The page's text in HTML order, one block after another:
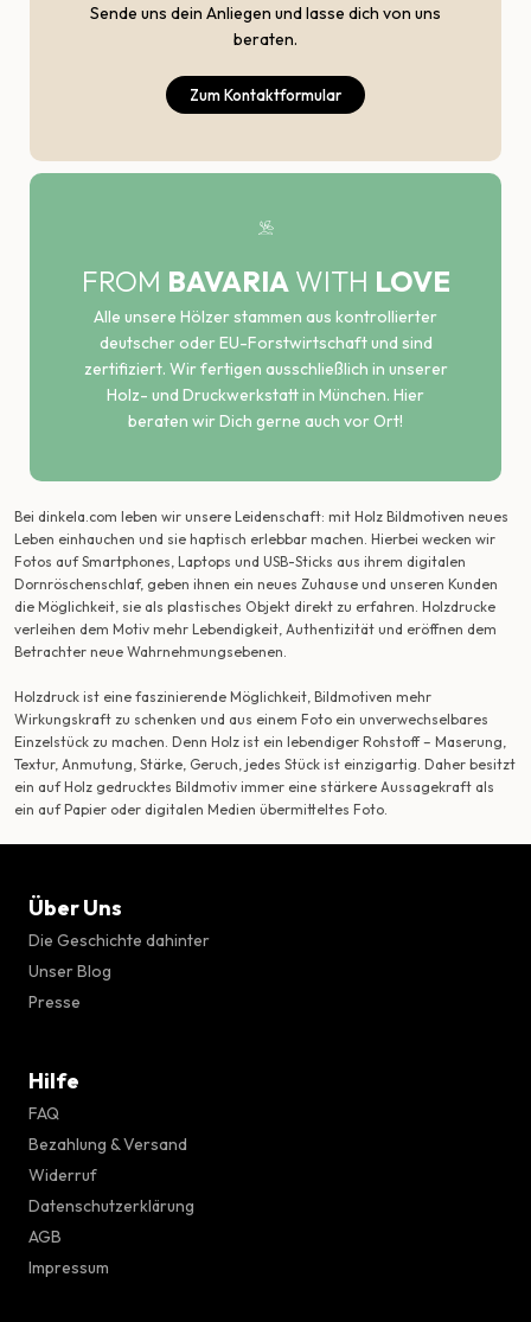
Sende uns dein Anliegen und lasse dich von uns
beraten.
Zum Kontaktformular
FROM BAVARIAWITH LOVE
Alle unsere Hölzer stammen aus kontrollierter
deutscher oder EU-Forstwirtschaft und sind
zertifiziert. Wir fertigen ausschließlich in unserer
Holz- und Druckwerkstatt in München. Hier
beraten wir Dich gerne auch vor Ort!
Bei dinkela.com leben wir unsere Leidenschaft: mit Holz Bildmotiven neues
Leben einhauchen und sie haptisch erlebbar machen. Hierbei wecken wir
Fotos auf Smartphones, Laptops und USB-Sticks aus ihrem digitalen
Dornröschenschlaf, geben ihnen ein neues Zuhause und unseren Kunden
die Möglichkeit, sie als plastisches Objekt direkt zu erfahren. Holzdrucke
verleihen dem Motiv mehr Lebendigkeit, Authentizität und eröffnen dem
Betrachter neue Wahrnehmungsebenen.
Holzdruck ist eine faszinierende Möglichkeit, Bildmotiven mehr
Wirkungskraft zu schenken und aus einem Foto ein unverwechselbares
Einzelstück zu machen. Denn Holz ist ein lebendiger Rohstoff – Maserung,
Textur, Anmutung, Stärke, Geruch, jedes Stück ist einzigartig. Daher besitzt
ein auf Holz gedrucktes Bildmotiv immer eine stärkere Aussagekraft als
ein auf Papier oder digitalen Medien übermitteltes Foto.
Über Uns
Die Geschichte dahinter
Unser Blog
Presse
Hilfe
FAQ
Bezahlung & Versand
Widerruf
Datenschutzerklärung
AGB
Impressum